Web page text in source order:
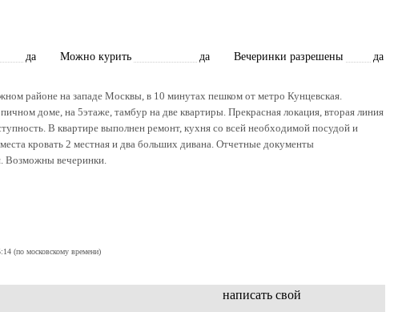
да Можно курить да Вечеринки разрешены да
районе на западе Москвы, в 10 минутах пешком от метро Кунцевская.
доме, на 5этаже, тамбур на две квартиры. Прекрасная локация, вторая линия
В квартире выполнен ремонт, кухня со всей необходимой посудой и
кровать 2 местная и два больших дивана. Отчетные документы
Возможны вечеринки.
(по московскому времени)
написать свой